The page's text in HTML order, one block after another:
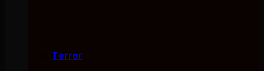
Terror